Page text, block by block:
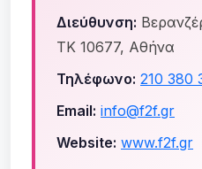
Διεύθυνση:
ΤΚ 10677, Αθήνα
Τηλέφωνο: 210 380
Email: info@f2f.gr
Website: www.f2f.gr